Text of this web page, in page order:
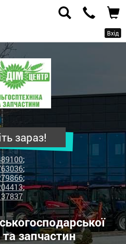
Вхід
зараз!
;
;
;
;
та запчастин